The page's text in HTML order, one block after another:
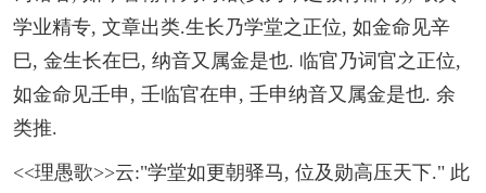
学业精专, 文章出类.生长乃学堂之正位, 如金命见辛
巳, 金生长在巳, 纳音又属金是也. 临官乃词官之正位,
如金命见壬申, 壬临官在申, 壬申纳音又属金是也. 余
类推.
<<理愚歌>>云:"学堂如更朝驿马, 位及勋高压天下." 此